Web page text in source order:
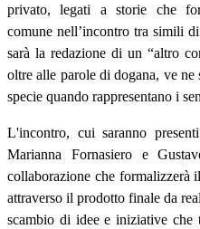
privato, legati a storie che
comune nell’incontro tra simili
sarà la redazione di un “altro
oltre alle parole di dogana, ve
specie quando rappresentano i
L'incontro, cui saranno
Marianna Fornasiero e
collaborazione che formalizzerà
attraverso il prodotto finale da
scambio di idee e iniziative che